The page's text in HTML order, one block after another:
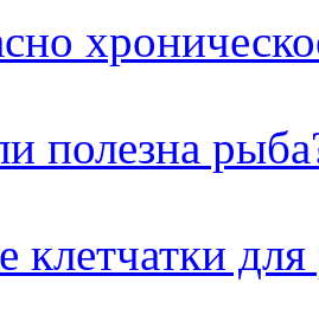
полезна
клетчатки